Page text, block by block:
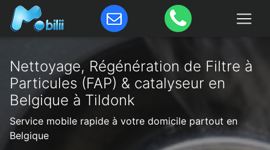
Nettoyage, Régénération de Filtre à
Particules (FAP) & catalyseur en
Belgique à Tildonk
Service mobile rapide à votre domicile partout en
Belgique